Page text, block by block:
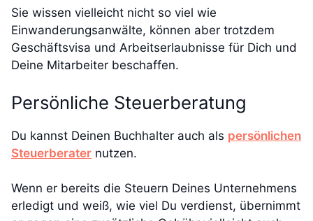
Sie wissen vielleicht nicht so viel wie
Einwanderungsanwälte, können aber trotzdem
Geschäftsvisa und Arbeitserlaubnisse für Dich und
Deine Mitarbeiter beschaffen.
Persönliche Steuerberatung
Du kannst Deinen Buchhalter auch als persönlichen
Steuerberater nutzen.
Wenn er bereits die Steuern Deines Unternehmens
erledigt und weiß, wie viel Du verdienst, übernimmt